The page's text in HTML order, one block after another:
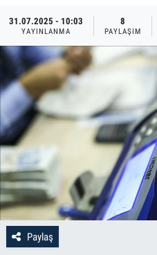
31.07.2025 - 10:03
YAYINLANMA
8
PAYLAŞIM
Paylaş